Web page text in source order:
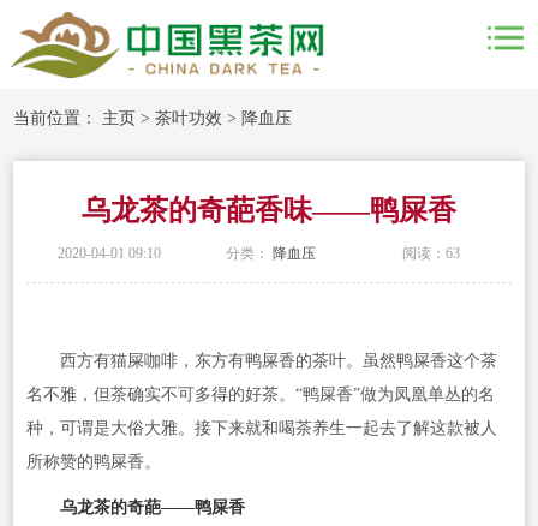
当前位置： 主页 >茶叶功效 > 降血压
乌龙茶的奇葩香味——鸭屎香
2020-04-01 09:10 分类： 降血压 阅读：63
西方有猫屎咖啡，东方有鸭屎香的茶叶。虽然鸭屎香这个茶
名不雅，但茶确实不可多得的好茶。“鸭屎香”做为凤凰单丛的名
种，可谓是大俗大雅。接下来就和喝茶养生一起去了解这款被人
所称赞的鸭屎香。
乌龙茶的奇葩——鸭屎香